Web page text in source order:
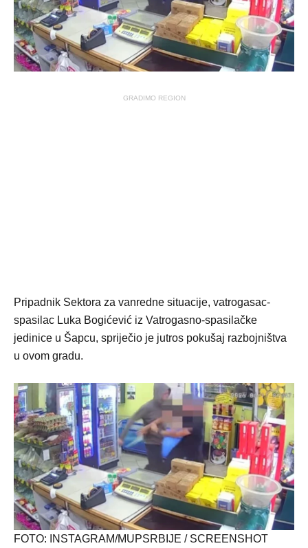
GRADIMO REGION
Pripadnik Sektora za vanredne situacije, vatrogasac-
spasilac Luka Bogićević iz Vatrogasno-spasilačke
jedinice u Šapcu, spriječio je jutros pokušaj razbojništva
u ovom gradu.
FOTO: INSTAGRAM/MUPSRBIJE / SCREENSHOT